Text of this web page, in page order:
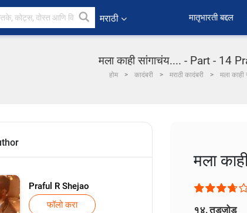
मराठी ﻿मातृभारती बद्दल
मला काही सांगाचंय.... - Part - 14
होम कादंबरी मराठी कादंबरी मला
Praful R Shejao
फॉलो करा
मला